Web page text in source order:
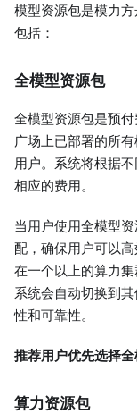
模型资源包是模力
包括：
全模型资源包
全模型资源包是预
广场上已部署的所
用户。系统将根据
相应的费用。
当用户使用全模型
配，确保用户可以
在一个以上的算力
系统会自动切换到
性和可靠性。
推荐用户优先选择
算力资源包